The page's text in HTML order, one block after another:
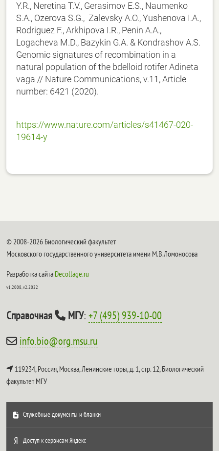
Y.R., Neretina T.V., Gerasimov E.S., Naumenko
S.A., Ozerova S.G., Zalevsky A.O., Yushenova I.A.,
Rodriguez F., Arkhipova I.R., Penin A.A.,
Logacheva M.D., Bazykin G.A. & Kondrashov A.S.
Genomic signatures of recombination in a
natural population of the bdelloid rotifer Adineta
vaga // Nature Communications, v.11, Article
number: 6421 (2020).
https://www.nature.com/articles/s41467-020-
19614-y
© 2008-2026 Биологический факультет
Московского государственного университета имени М.В.Ломоносова
Разработка сайта Decollage.ru
v1.2008, v2.2022
Справочная МГУ:+7 (495) 939-10-00
info.bio@org.msu.ru
119234, Россия, Москва, Ленинские горы, д. 1, стр. 12,Биологический
факультет МГУ
Служебные документы и бланки
Доступ к сервисам Яндекс